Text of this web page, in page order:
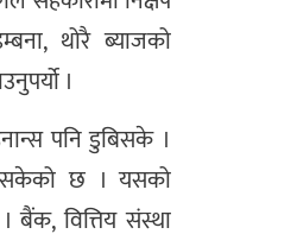
थोरै ब्याजको
।
पनि डुबिसके ।
छ । यसको
बैंक, वित्तिय संस्था